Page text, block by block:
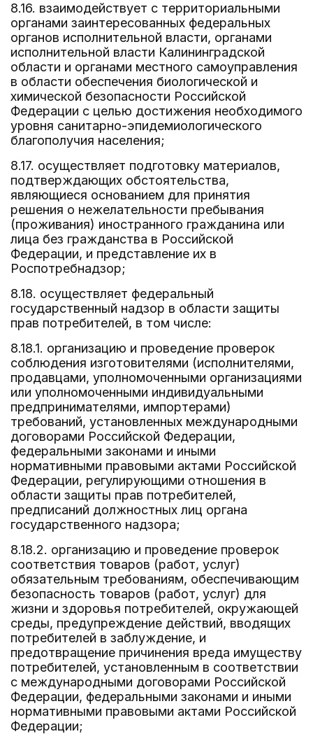
8.16. взаимодействует с территориальными
органами заинтересованных федеральных
органов исполнительной власти, органами
исполнительной власти Калининградской
области и органами местного самоуправления
в области обеспечения биологической и
химической безопасности Российской
Федерации с целью достижения необходимого
уровня санитарно-эпидемиологического
благополучия населения;
8.17. осуществляет подготовку материалов,
подтверждающих обстоятельства,
являющиеся основанием для принятия
решения о нежелательности пребывания
(проживания) иностранного гражданина или
лица без гражданства в Российской
Федерации, и представление их в
Роспотребнадзор;
8.18. осуществляет федеральный
государственный надзор в области защиты
прав потребителей, в том числе:
8.18.1. организацию и проведение проверок
соблюдения изготовителями (исполнителями,
продавцами, уполномоченными организациями
или уполномоченными индивидуальными
предпринимателями, импортерами)
требований, установленных международными
договорами Российской Федерации,
федеральными законами и иными
нормативными правовыми актами Российской
Федерации, регулирующими отношения в
области защиты прав потребителей,
предписаний должностных лиц органа
государственного надзора;
8.18.2. организацию и проведение проверок
соответствия товаров (работ, услуг)
обязательным требованиям, обеспечивающим
безопасность товаров (работ, услуг) для
жизни и здоровья потребителей, окружающей
среды, предупреждение действий, вводящих
потребителей в заблуждение, и
предотвращение причинения вреда имуществу
потребителей, установленным в соответствии
с международными договорами Российской
Федерации, федеральными законами и иными
нормативными правовыми актами Российской
Федерации;